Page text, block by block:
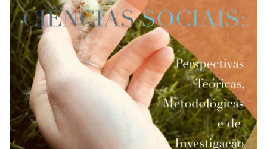
REVISTAS
SERVIÇOS
LIVRARIA
CHAMADAS ABERTAS